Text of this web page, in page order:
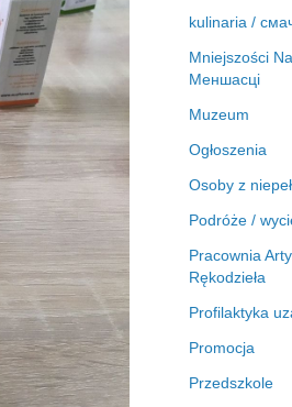
kulinaria /
Mniejszości
Меншасці
Muzeum
Ogłoszenia
Osoby z
Podróże /
Pracownia
Rękodzieła
Profilaktyka
Promocja
Przedszkole